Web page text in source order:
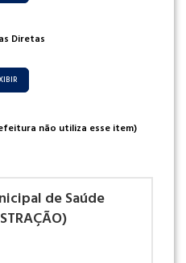
Diretas
não utiliza esse item)
de Saúde